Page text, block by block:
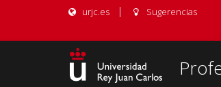
urjc.es Sugerencias